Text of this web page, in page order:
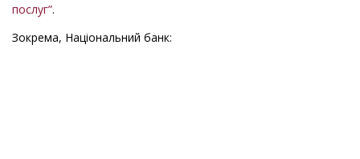
послуг”.
Зокрема, Національний банк: